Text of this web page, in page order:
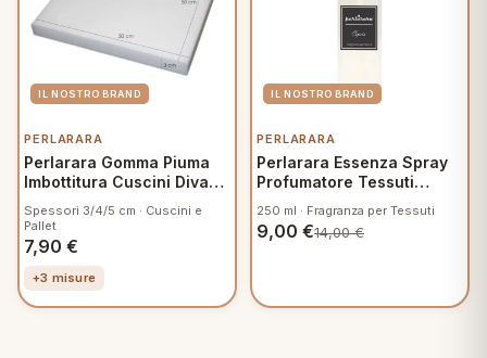
PERLARARA
Perlarara Gomma Piuma
Imbottitura Cuscini Divani
50x50 cm
Spessori 3/4/5 cm · Cuscini e
Pallet
7,90 €
+3 misure
PERLARARA
Perlarara Essenza Spray
Profumatore Tessuti
250 ml · Fragranza per Tessuti
9,00 €14,00€